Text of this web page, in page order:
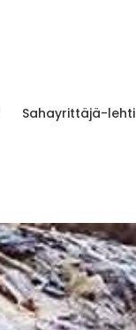
Sahayrittäjä-lehti